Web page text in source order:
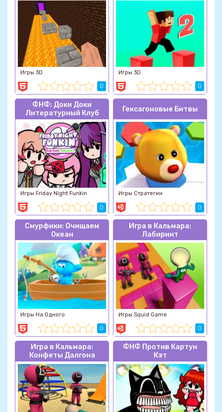
Игры 3D
0
Игры 3D
0
ФНФ: Доки Доки
Литературный Клуб
Игры Friday Night Funkin
0
Гексагоновые Битвы
Игры Стратегии
0
Смурфики: Очищаем
Океан
Игры На Одного
0
Игра в Кальмара:
Лабиринт
Игры Squid Game
0
Игра в Кальмара:
Конфеты Далгона
ФНФ Против Картун
Кэт